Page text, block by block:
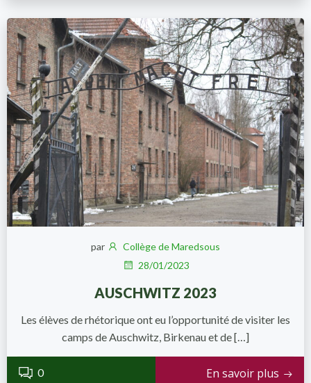
par
Collège de Maredsous
28/01/2023
AUSCHWITZ 2023
Les élèves de rhétorique ont eu l’opportunité de visiter les
camps de Auschwitz, Birkenau et de […]
0 En savoir plus